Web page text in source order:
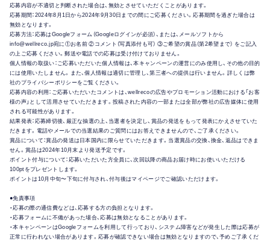
応募内容が不適切と判断された場合は、無効とさせていただくことがあります。
応募期間：2024年8月1日から2024年9月30日までの間にご応募ください。応募期間を過ぎた場合は
無効となります。
応募方法：応募はGoogleフォーム（Googleログインが必須）、または、メールソフトから
info@wellreco.jp宛に①お名前 ②コメント（写真添付も可） ③ご希望の賞品（第2希望まで） をご記入
の上ご応募ください。郵送や電話での応募は受け付けておりません。
個人情報の取扱い：ご応募いただいた個人情報は、本キャンペーンの運営にのみ使用し、その他の目的
には使用いたしません。また、個人情報は適切に管理し、第三者への提供は行いません。詳しくは弊
社のプライバシーポリシーをご覧ください。
応募内容の利用：ご応募いただいたコメントは、wellrecoの広告やプロモーション活動における「お客
様の声」として活用させていただきます。投稿された内容の一部または全部が弊社の広告媒体に使用
される可能性があります。
結果発表：応募締切後、厳正な抽選の上、当選者を決定し、賞品の発送をもって発表にかえさせていた
だきます。電話やメールでの当選結果のご質問にはお答えできませんので、ご了承ください。
賞品について：賞品の発送は日本国内に限らせていただきます。当選賞品の交換、換金、返品はできま
せん。賞品は2024年10月末より発送予定です。
ポイント付与について：応募いただいた方全員に、次回以降の商品お届け時にお使いいただける
100ptをプレゼントします。
ポイントは10月中旬〜下旬に付与され、付与後はマイページでご確認いただけます。
●免責事項
・応募の際の通信費などは、応募する方の負担となります。
・応募フォームに不備があった場合、応募は無効となることがあります。
・本キャンペーンはGoogleフォームを利用して行っており、システム障害などが発生した際は応募が
正常に行われない場合があります。応募が確認できない場合は無効となりますので、予めご了承くだ